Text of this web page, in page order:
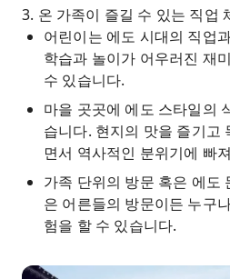
3. 온 가족이 즐길 수 있는 직업
어린이는 에도 시대의 직업
학습과 놀이가 어우러진 재
수 있습니다.
마을 곳곳에 에도 스타일의
습니다. 현지의 맛을 즐기고
면서 역사적인 분위기에 빠
가족 단위의 방문 혹은 에도
은 어른들의 방문이든 누구
험을 할 수 있습니다.